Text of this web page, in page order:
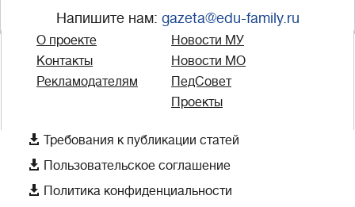
Напишите нам: gazeta@edu-family.ru
О проекте
Контакты
Рекламодателям
Новости МУ
Новости МО
ПедСовет
Проекты
 Требования к публикации статей
 Пользовательское соглашение
 Политика конфиденциальности